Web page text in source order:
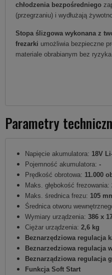
chłodzenia bezpośredniego
(przegrzaniu) i wydłużają
Stopa ślizgowa wykonana z
frezarki umożliwia bezpieczne
materiale obrabianym bez
Parametry
Napięcie akumulatora: 18V
Pojemność akumulatora: -
Prędkość obrotowa: 11.000
Maks. głębokość frezowania:
Maks. średnica frezu: 105
Średnica otworu
Wymiary urządzenia: 386 x
Ciężar urządzenia: 2,6 kg
Beznarzędziowa regulacja
Beznarzedziowa regulacja
Beznarządziowa regulacja
Funkcja Soft Start